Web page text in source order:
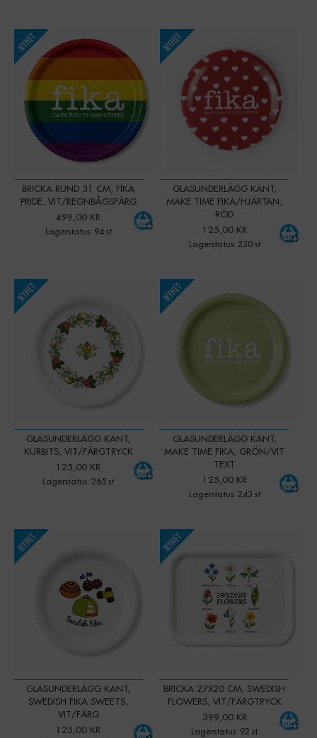
BRICKA RUND 31 CM, FIKA
PRIDE, VIT/REGNBÅGSFÄRG
499,00 KR
Lagerstatus: 94 st
Qty: +
-
GLASUNDERLÄGG KANT,
MAKE TIME FIKA/HJÄRTAN,
RÖD
125,00 KR
Lagerstatus: 230 st
Qty:
GLASUNDERLÄGG KANT,
KURBITS, VIT/FÄRGTRYCK
125,00 KR
Lagerstatus: 265 st
Qty:
GLASUNDERLÄGG KANT,
MAKE TIME FIKA, GRÖN/VIT
TEXT
125,00 KR
Lagerstatus: 243 st
Qty: +
GLASUNDERLÄGG KANT,
SWEDISH FIKA SWEETS,
VIT/FÄRG
125,00 KR
Qty:
BRICKA 27X20 CM, SWEDISH
FLOWERS, VIT/FÄRGTRYCK
399,00 KR
Lagerstatus: 92 st
Qty: